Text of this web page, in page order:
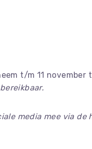
t/m 11
media mee via de